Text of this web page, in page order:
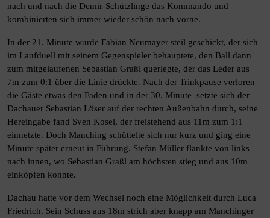
nach und nach die Demir-Schützlinge das Kommando und
kombinierten sich immer wieder schön nach vorne.
In der 21. Minute wurde Fabian Neumayer steil geschickt, der sich
im Laufduell mit seinem Gegenspieler behauptete, den Ball dann
zum mitgelaufenen Sebastian Graßl querlegte, der das Leder aus
7m zum 0:1 über die Linie drückte. Nach der Trinkpause verloren
die Gäste etwas den Faden und in der 30. Minute setzte sich der
Dachauer Sebastian Löser auf der rechten Außenbahn durch, seine
Hereingabe fand Sven Kosel, der freistehend aus 11m zum 1:1
einnetzte. Doch Manching schüttelte sich nur kurz und ging eine
Minute später erneut in Führung. Stefan Müller flankte von links
nach innen, wo Sebastian Graßl am höchsten stieg und aus 10m
einköpfen konnte.
Dachau hatte vor dem Wechsel noch eine Möglichkeit durch Luca
Friedrich. Sein Schuss aus 18m strich aber knapp am Manchinger